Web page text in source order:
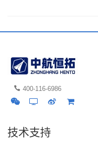
400-116-6986
技术支持